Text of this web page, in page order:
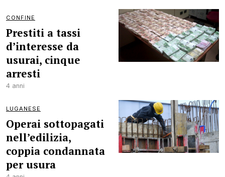
CONFINE
Prestiti a tassi
d’interesse da
usurai, cinque
arresti
4 anni
LUGANESE
Operai sottopagati
nell’edilizia,
coppia condannata
per usura